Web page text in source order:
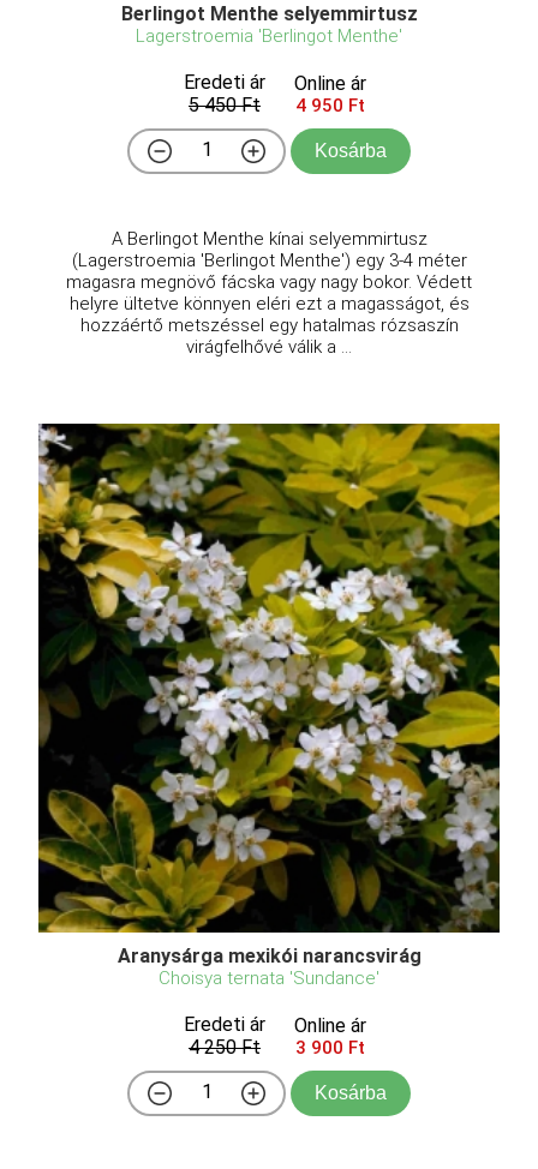
Berlingot Menthe selyemmirtusz
Lagerstroemia 'Berlingot Menthe'
Eredeti ár
5 450 Ft
Online ár
4 950 Ft
Kosárba
A Berlingot Menthe kínai selyemmirtusz
(Lagerstroemia 'Berlingot Menthe') egy 3-4 méter
magasra megnövő fácska vagy nagy bokor. Védett
helyre ültetve könnyen eléri ezt a magasságot, és
hozzáértő metszéssel egy hatalmas rózsaszín
virágfelhővé válik a ...
Aranysárga mexikói narancsvirág
Choisya ternata 'Sundance'
Eredeti ár
4 250 Ft
Online ár
3 900 Ft
Kosárba